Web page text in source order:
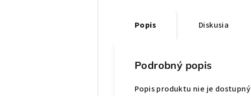
Popis Diskusia
Podrobný popis
Popis produktu nie je dostupný